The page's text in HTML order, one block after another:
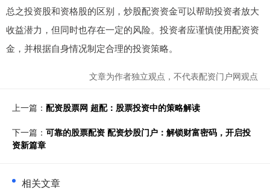
总之投资股和资格股的区别，炒股配资资金可以帮助投资者放大
收益潜力，但同时也存在一定的风险。投资者应谨慎使用配资资
金，并根据自身情况制定合理的投资策略。
文章为作者独立观点，不代表配资门户网观点
上一篇： 配资股票网 超配：股票投资中的策略解读
下一篇： 可靠的股票配资 配资炒股门户：解锁财富密码，开启投
资新篇章
相关文章